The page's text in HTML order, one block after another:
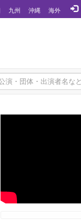
九州 沖縄 海外